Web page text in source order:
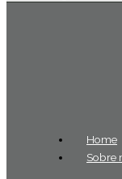
Home
Sobre